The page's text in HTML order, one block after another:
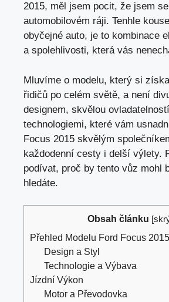
2015, měl jsem pocit, že jsem
automobilovém ráji. Tenhle
obyčejné auto, je to kombinace
a spolehlivosti, která vás
Mluvíme o modelu, který si
řidičů po celém světě, a není
designem, skvělou
technologiemi, které vám
Focus 2015 skvělým
každodenní cesty i delší výlety.
podívat, proč by tento vůz mohl
hledáte.
Obsah článku [
Přehled Modelu Ford Focus 2015
Design a Styl
Technologie a Výbava
Jízdní Výkon
Motor a Převodovka